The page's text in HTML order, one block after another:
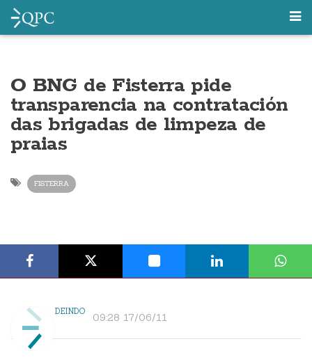
O BNG de Fisterra pide
transparencia na contratación
das brigadas de limpeza de
praias
FISTERRA
DEINDO 09:28 17/06/11